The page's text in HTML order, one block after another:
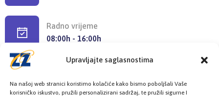
Upravljajte saglasnostima
Na našoj web stranici koristimo kolačiće kako bismo poboljšali Vaše
korisničko iskustvo, pružili personalizirani sadržaj, te pružili sigurne I
Radno vrijeme
08:00h - 16:00h